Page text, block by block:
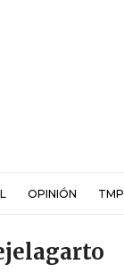
OPINIÓN TMP